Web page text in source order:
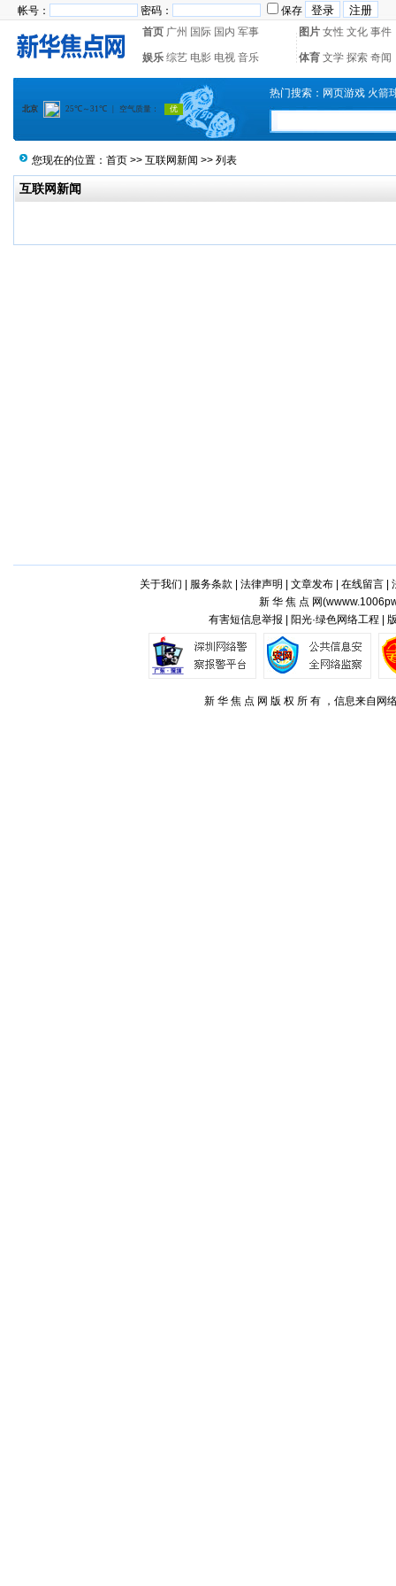
帐号： 密码：
保存
首页 广州 国际 国内 军事 图片 女性 文化 事件
娱乐 综艺 电影 电视 音乐 体育 文学 探索 奇闻
热门搜索： 网页游戏 火箭
您现在的位置： 首页 >> 互联网新闻 >> 列表
互联网新闻
关于我们 服务条款 法律声明 文章发布| 在线留言|
新 华 焦 点 网(
有害短信息举报 | 阳光·绿色网络工程 |
新 华 焦 点 网 版 权 所 有 ，信息来自网